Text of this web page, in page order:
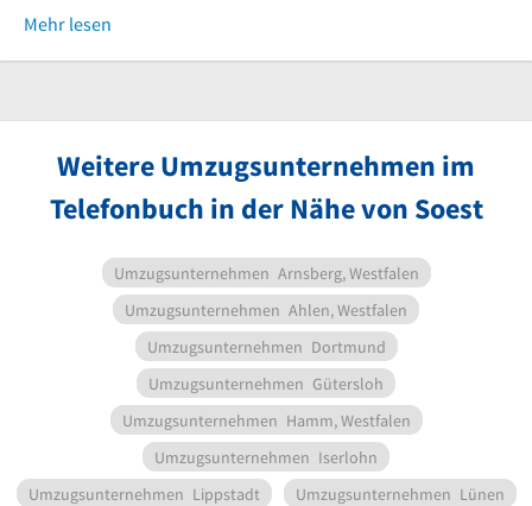
Mehr lesen
Weitere Umzugsunternehmen im
Telefonbuch in der Nähe von Soest
Umzugsunternehmen Arnsberg, Westfalen
Umzugsunternehmen Ahlen, Westfalen
Umzugsunternehmen Dortmund
Umzugsunternehmen Gütersloh
Umzugsunternehmen Hamm, Westfalen
Umzugsunternehmen Iserlohn
Umzugsunternehmen Lippstadt Umzugsunternehmen Lünen